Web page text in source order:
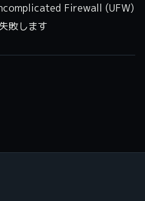
Firewall (UFW)
敗します